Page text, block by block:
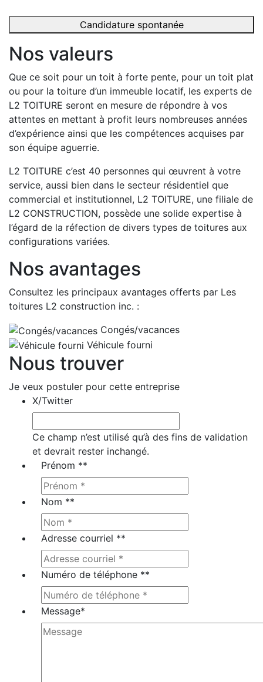
Candidature spontanée
Nos valeurs
Que ce soit pour un toit à forte pente, pour un toit plat
ou pour la toiture d’un immeuble locatif, les experts de
L2 TOITURE seront en mesure de répondre à vos
attentes en mettant à profit leurs nombreuses années
d’expérience ainsi que les compétences acquises par
son équipe aguerrie.
L2 TOITURE c’est 40 personnes qui œuvrent à votre
service, aussi bien dans le secteur résidentiel que
commercial et institutionnel, L2 TOITURE, une filiale de
L2 CONSTRUCTION, possède une solide expertise à
l’égard de la réfection de divers types de toitures aux
configurations variées.
Nos avantages
Consultez les principaux avantages offerts par Les
toitures L2 construction inc. :
Congés/vacances
Véhicule fourni
Nous trouver
Je veux postuler pour cette entreprise
X/Twitter
Ce champ n’est utilisé qu’à des fins de validation
et devrait rester inchangé.
Prénom **
Nom **
Adresse courriel **
Numéro de téléphone **
Message*